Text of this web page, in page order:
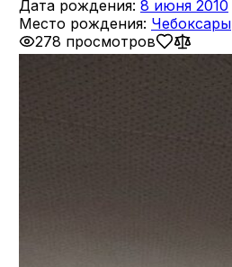
Дата рождения: 8 июня 2010
Место рождения: Чебоксары
278 просмотров